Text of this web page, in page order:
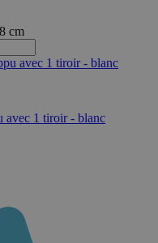
cm
avec 1 tiroir - blanc